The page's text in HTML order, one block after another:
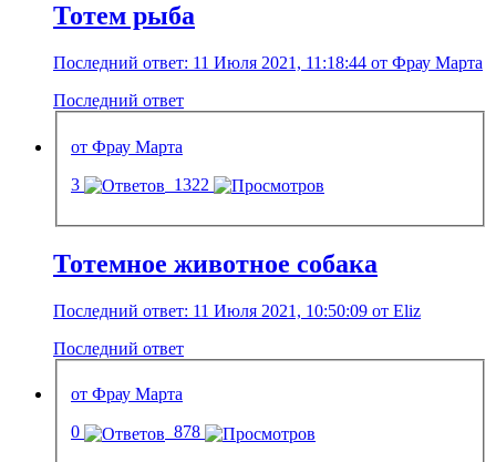
Тотем рыба
Последний ответ: 11 Июля 2021, 11:18:44 от Фрау Марта
Последний ответ
от Фрау Марта
3
1322
Тотемное животное собака
Последний ответ: 11 Июля 2021, 10:50:09 от Eliz
Последний ответ
от Фрау Марта
0
878